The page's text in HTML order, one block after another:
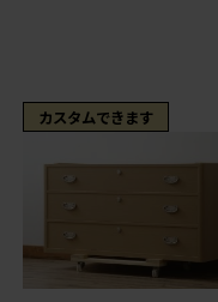
カスタムできます